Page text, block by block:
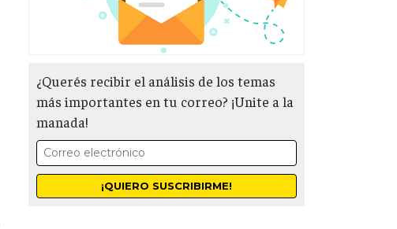
¿Querés recibir el análisis de los temas
más importantes en tu correo? ¡Unite a la
manada!